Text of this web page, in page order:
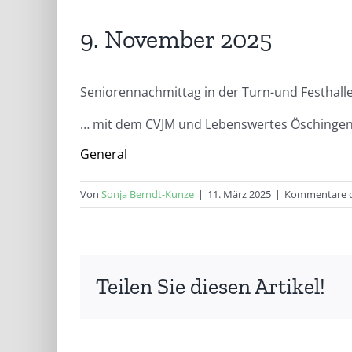
9. November 2025
Seniorennachmittag in der Turn-und
… mit dem CVJM und Lebenswertes
General
Von Sonja Berndt-Kunze | 11. März 2025 | Kommentare
Teilen Sie diesen Artikel!